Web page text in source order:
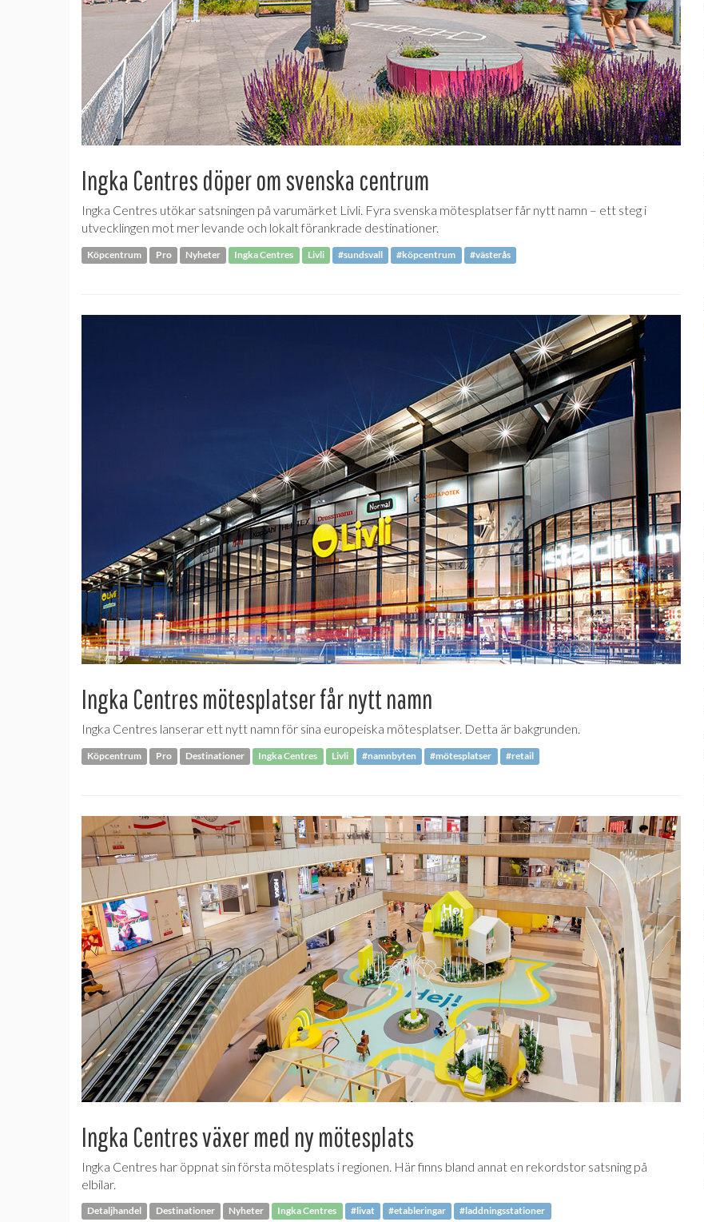
Ingka Centres döper om svenska centrum
Ingka Centres utökar satsningen på varumärket Livli. Fyra svenska mötesplatser får nytt namn – ett steg i
utvecklingen mot mer levande och lokalt förankrade destinationer.
Köpcentrum Pro Nyheter Ingka Centres Livli #sundsvall #köpcentrum #västerås
Ingka Centres mötesplatser får nytt namn
Ingka Centres lanserar ett nytt namn för sina europeiska mötesplatser. Detta är bakgrunden.
Köpcentrum Pro Destinationer Ingka Centres Livli #namnbyten #mötesplatser #retail
Ingka Centres växer med ny mötesplats
Ingka Centres har öppnat sin första mötesplats i regionen. Här finns bland annat en rekordstor satsning på
elbilar.
Detaljhandel Destinationer Nyheter Ingka Centres #livat #etableringar #laddningsstationer